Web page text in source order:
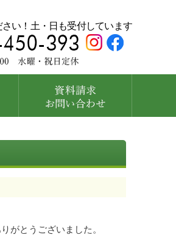
い！土・日も受付しています
がとうございました。